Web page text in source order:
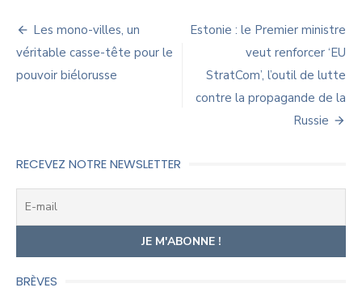
Navigation
de
l’article
Les mono-villes, un
véritable casse-tête pour le
pouvoir biélorusse
Estonie : le Premier ministre
veut renforcer ‘EU
StratCom’, l’outil de lutte
contre la propagande de la
Russie
RECEVEZ NOTRE NEWSLETTER
BRÈVES